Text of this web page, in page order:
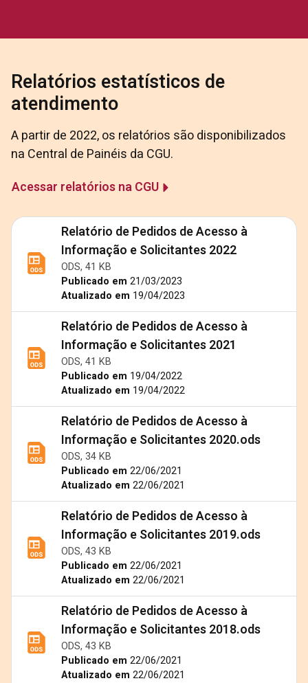
Relatórios estatísticos de
atendimento
A partir de 2022, os relatórios são disponibilizados
na Central de Painéis da CGU.
Acessar relatórios na CGU
Relatório de Pedidos de Acesso à
Informação e Solicitantes 2022
ODS, 41 KB
Publicado em 21/03/2023
Atualizado em 19/04/2023
Relatório de Pedidos de Acesso à
Informação e Solicitantes 2021
ODS, 41 KB
Publicado em 19/04/2022
Atualizado em 19/04/2022
Relatório de Pedidos de Acesso à
Informação e Solicitantes 2020.ods
ODS, 34 KB
Publicado em 22/06/2021
Atualizado em 22/06/2021
Relatório de Pedidos de Acesso à
Informação e Solicitantes 2019.ods
ODS, 43 KB
Publicado em 22/06/2021
Atualizado em 22/06/2021
Relatório de Pedidos de Acesso à
Informação e Solicitantes 2018.ods
ODS, 43 KB
Publicado em 22/06/2021
Atualizado em 22/06/2021